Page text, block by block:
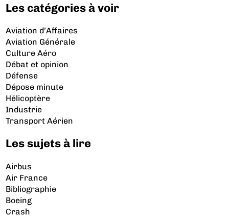
Les catégories à voir
Aviation d’Affaires
Aviation Générale
Culture Aéro
Débat et opinion
Défense
Dépose minute
Hélicoptère
Industrie
Transport Aérien
Les sujets à lire
Airbus
Air France
Bibliographie
Boeing
Crash